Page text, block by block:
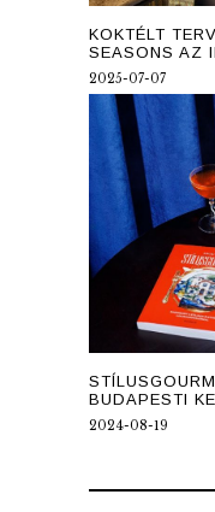
KOKTÉLT
SEASONS AZ
2025-07-07
BUDAPESTI
2024-08-19